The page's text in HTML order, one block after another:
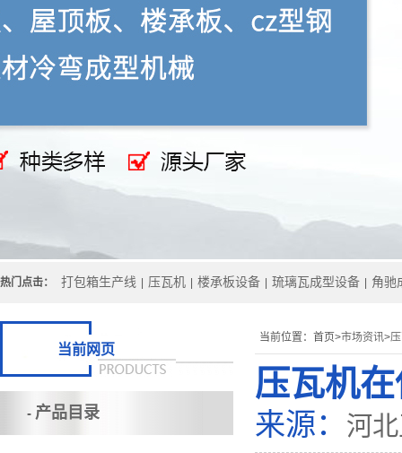
热门点击： 打包箱生产线 压瓦机 楼承板设备 琉璃瓦成型设备 角驰
当前位置： 首页>市场资讯>
压瓦机
来源： 河
当前网页
- 产品目录